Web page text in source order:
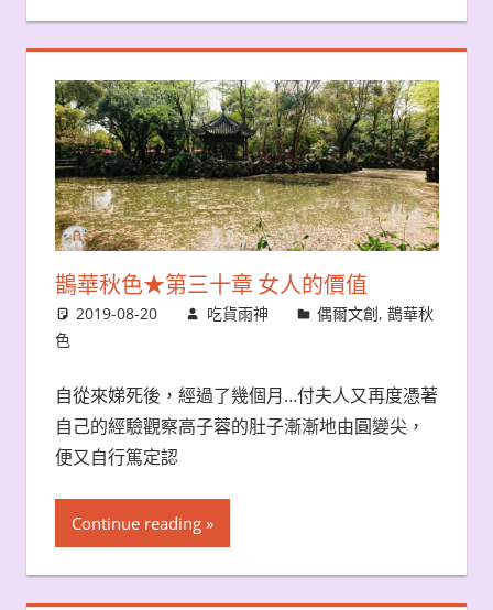
鵲華秋色★第三十章 女人的價值
2019-08-20 吃貨雨神 偶爾文創,鵲華秋
色
自從來娣死後，經過了幾個月…付夫人又再度憑著
自己的經驗觀察高子蓉的肚子漸漸地由圓變尖，
便又自行篤定認
Continue reading